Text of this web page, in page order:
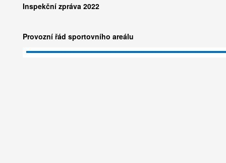
Inspekční zpráva 2022
Provozní řád sportovního areálu